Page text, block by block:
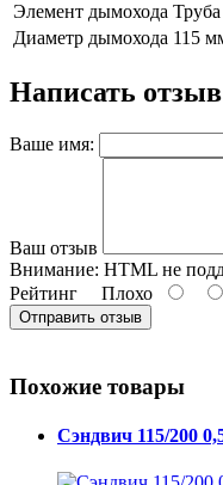
Элемент дымохода Труба
Диаметр дымохода 115
Написать отзыв
Ваше имя:
Ваш отзыв
Внимание: HTML не
Рейтинг Плохо
Отправить отзыв
Похожие товары
Сэндвич 115/200